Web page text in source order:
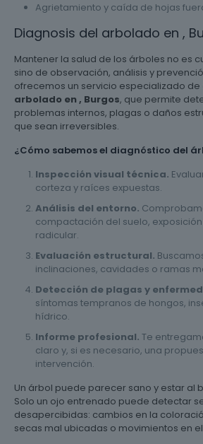
Agrietamiento y caída de hojas
Diagnosis del arbolado en ,
Mantener la salud de los árboles no es
sino de observación, análisis y
ofrecemos un servicio especializado de
arbolado en , Burgos, que permite
problemas internos, plagas o daños
que sean irreversibles.
¿Cómo sabemos el diagnóstico del
Inspección visual técnica.
corteza y raíces expuestas.
Análisis del entorno.
compactación del suelo,
radicular.
Evaluación estructural.
inclinaciones, cavidades o ramas
Detección de plagas y
síntomas tempranos de hongos,
hídrico.
Informe profesional. Te
claro y, si es necesario, una
intervención.
Un árbol puede parecer sano y estar al
Solo un ojo entrenado puede detectar
desapercibidas: cambios en la
secas mal ubicadas o movimientos en